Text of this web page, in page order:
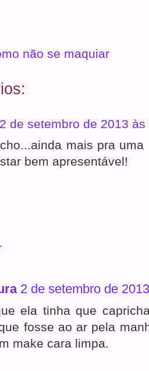
não se maquiar
2 de setembro de 2013 às
mais pra
bem apresentável!
2 de setembro de
ela tinha que
fosse ao ar pela
make cara limpa.